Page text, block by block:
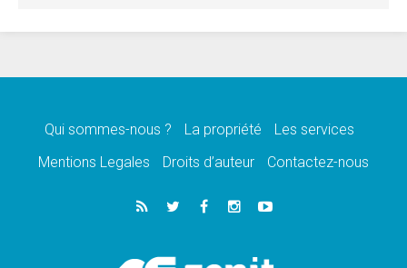
message de paix et de dignité humaine»
«La visite du Pape en Uruguay renforcera
05.08.2026
Le nonce en Ukraine: «Il est inquiétant
Qui sommes-nous ? La propriété
Les services
Mentions Legales
Droits d’auteur Contactez-nous